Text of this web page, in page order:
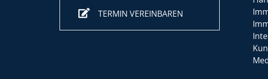
TERMIN VEREINBAREN